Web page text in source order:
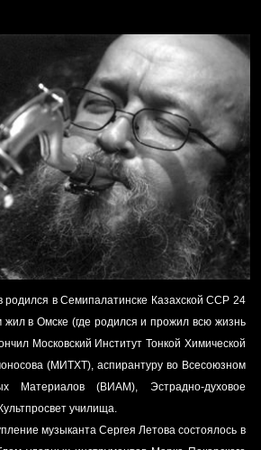
Московский Институт Тонкой Химической
Ломоносова (МИТХТ), аспирантуру во Всесоюзном
Институте Авиационных Материалов (ВИАМ), Эстрадно-духовое
отделение Тамбовского Культпросвет училища.
музыканта Сергея Летова состоялось в